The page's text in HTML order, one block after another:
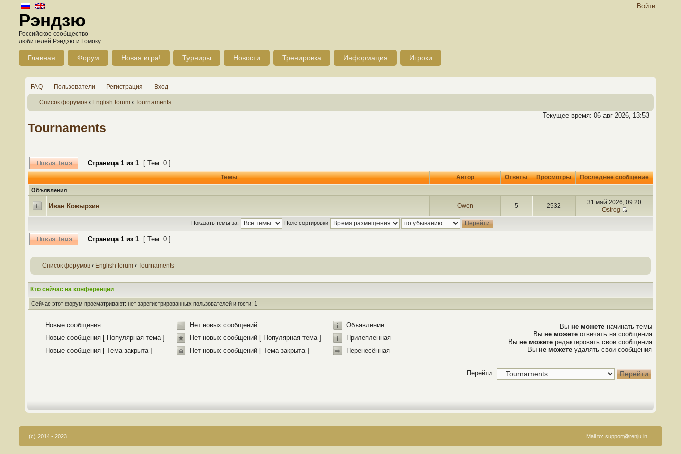
Войти
Рэндзю
Российское сообщество
любителей Рэндзю и Гомоку
Главная Форум Новая игра! Турниры Новости Тренировка Информация Игроки
FAQ Пользователи Регистрация Вход
Список форумов ‹ English forum ‹ Tournaments
Текущее время: 06 авг 2026, 13:53
Tournaments
Страница 1 из 1 [ Тем: 0 ]
Темы Автор Ответы Просмотры Последнее сообщение
Объявления
Иван Ковырзин Owen 5 2532
31 май 2026, 09:20
Ostrog
Показать темы за: Поле сортировки
Страница 1 из 1 [ Тем: 0 ]
Список форумов ‹ English forum ‹ Tournaments
Кто сейчас на конференции
Сейчас этот форум просматривают: нет зарегистрированных пользователей и гости: 1
Новые сообщения Нет новых сообщений
Объявление
Новые сообщения [ Популярная тема ]
Нет новых сообщений [ Популярная тема ]
Прилепленная
Новые сообщения [ Тема закрыта ]
Нет новых сообщений [ Тема закрыта ] Перенесённая
Вы не можете начинать темы
Вы не можете отвечать на сообщения
Вы не можете редактировать свои сообщения
Вы не можете удалять свои сообщения
Перейти:
(c) 2014 - 2023 Mail to: support@renju.in